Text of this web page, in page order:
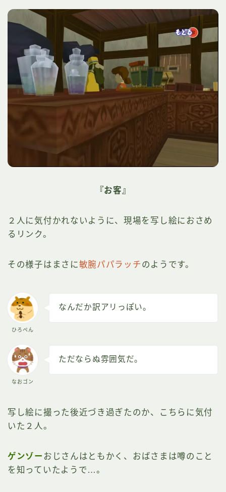
『お客』
２人に気付かれないように、現場を写し絵におさめ
るリンク。
その様子はまさに敏腕パパラッチ のようです。
ひろぺん
なんだか訳アリっぽい。
なおゴン
ただならぬ雰囲気だ。
写し絵に撮った後近づき過ぎたのか、こちらに気付
いた２人。
ゲンゾー おじさんはともかく、おばさまは噂のこと
を知っていたようで…。